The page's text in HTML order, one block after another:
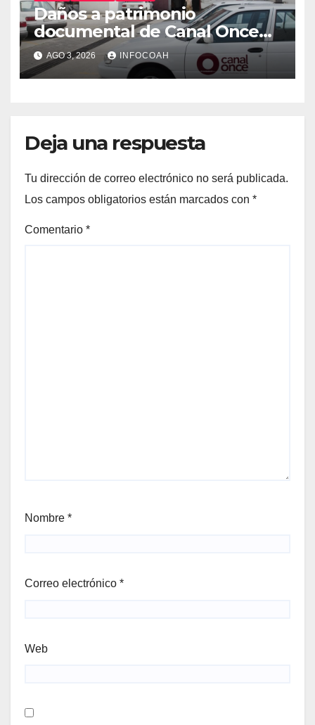
Daños a patrimonio
documental de Canal Once
tras ocupación de
instalaciones
AGO 3, 2026 INFOCOAH
Deja una respuesta
Tu dirección de correo electrónico no será publicada.
Los campos obligatorios están marcados con *
Comentario *
Nombre *
Correo electrónico *
Web